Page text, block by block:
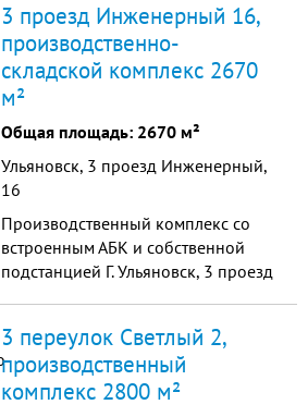
котельная (3 ко...
3 проезд Инженерный 16,
производственно-
складской комплекс 2670
м²
Общая площадь: 2670 м²
Ульяновск, 3 проезд Инженерный,
16
Производственный комплекс со
встроенным АБК и собственной
подстанцией Г. Ульяновск, 3 проезд
Площадь зданий, с...
3 переулок Светлый 2,
производственный
комплекс 2800 м²